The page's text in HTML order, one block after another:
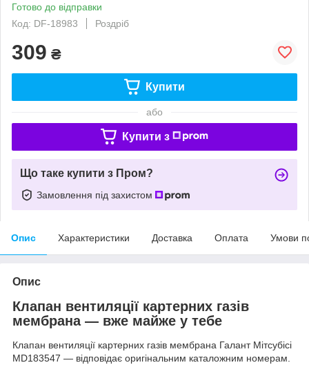
Готово до відправки
Код: DF-18983
Роздріб
309 ₴
Купити
або
Купити з
Що таке купити з Пром?
Замовлення під захистом
Опис Характеристики Доставка Оплата Умови
Опис
Клапан вентиляції картерних газів
мембрана — вже майже у тебе
Клапан вентиляції картерних газів мембрана Галант Мітсубісі
MD183547 — відповідає оригінальним каталожним номерам.